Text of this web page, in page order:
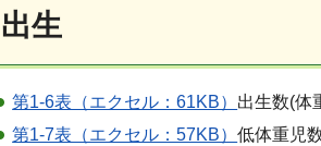
出生
第1-6表（エクセル：61KB） 出生数(体
第1-7表（エクセル：57KB）低体重児